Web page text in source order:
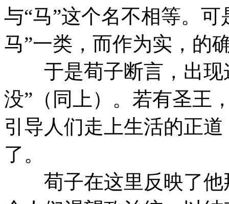
与“马”这个名不相等。
马”一类，而作为实，的
于是荀子断言，出现
没”（同上）。若有圣王
引导人们走上生活的正
了。
荀子在这里反映了他